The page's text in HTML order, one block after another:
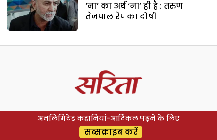
‘ना’ का अर्थ ‘ना’ ही है : तरुण
तेजपाल रेप का दोषी
अनलिमिटेड कहानियां-आर्टिकल पढ़ने के लिए
सब्सक्राइब करें